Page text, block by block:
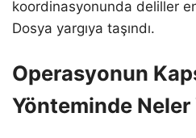
koordinasyonunda deliller
Dosya yargıya taşındı.
Operasyonun
Yönteminde Neler